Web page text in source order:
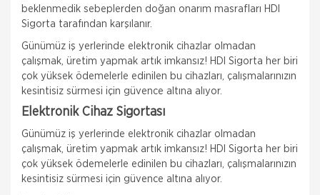
beklenmedik sebeplerden doğan onarım masrafları HDI
Sigorta tarafından karşılanır.
Günümüz iş yerlerinde elektronik cihazlar olmadan
çalışmak, üretim yapmak artık imkansız! HDI Sigorta her biri
çok yüksek ödemelerle edinilen bu cihazları, çalışmalarınızın
kesintisiz sürmesi için güvence altına alıyor.
Elektronik Cihaz Sigortası
Günümüz iş yerlerinde elektronik cihazlar olmadan
çalışmak, üretim yapmak artık imkansız! HDI Sigorta her biri
çok yüksek ödemelerle edinilen bu cihazları, çalışmalarınızın
kesintisiz sürmesi için güvence altına alıyor.